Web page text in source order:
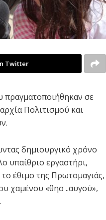
Twitter
πραγματοποιήθηκαν σε
Πολιτισμού και
δημιουργικό χρόνο
υπαίθριο εργαστήρι,
έθιμο της Πρωτομαγιάς,
χαμένου «θησ ..αυγού»,